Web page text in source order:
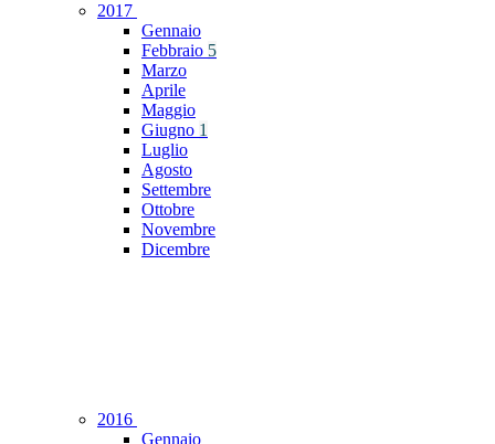
2017
Gennaio
Febbraio 5
Marzo
Aprile
Maggio
Giugno 1
Luglio
Agosto
Settembre
Ottobre
Novembre
Dicembre
2016
Gennaio